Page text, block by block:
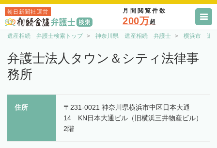
朝日新聞社運営 月間閲覧件数
200万超
遺産相続 弁護士検索トップ 神奈川県 遺産相続 弁護士 横浜市 遺
弁護士法人タウン＆シティ法律事
務所
住所
〒231-0021 神奈川県横浜市中区日本大通
14 KN日本大通ビル（旧横浜三井物産ビル）
2階